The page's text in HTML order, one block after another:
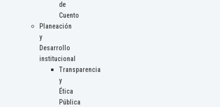
de
Cuento
Planeación
y
Desarrollo
institucional
Transparencia
y
Ética
Pública